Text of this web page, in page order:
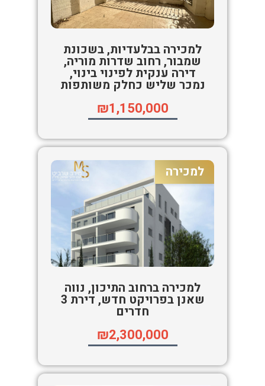
למכירה בבלעדיות, בשכונת
שמבור, רחוב שדרות מוריה,
דירה ענקית לפינוי בינוי,
נמכר שליש כחלק משותפות
₪1,150,000
למכירה
למכירה ברחוב התיכון, נווה
שאנן בפרויקט חדש, דירת 3
חדרים
₪2,300,000